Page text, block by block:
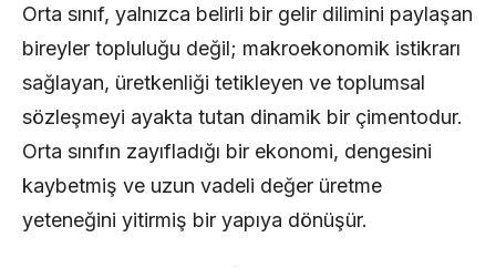
Orta sınıf, yalnızca belirli bir gelir dilimini paylaşan
bireyler topluluğu değil; makroekonomik istikrarı
sağlayan, üretkenliği tetikleyen ve toplumsal
sözleşmeyi ayakta tutan dinamik bir çimentodur.
Orta sınıfın zayıfladığı bir ekonomi, dengesini
kaybetmiş ve uzun vadeli değer üretme
yeteneğini yitirmiş bir yapıya dönüşür.